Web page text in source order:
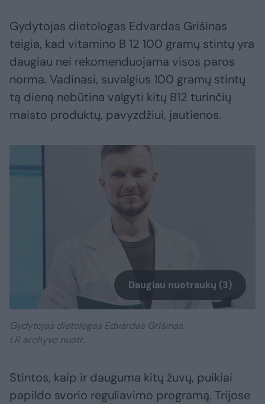
Gydytojas dietologas Edvardas Grišinas
teigia, kad vitamino B 12 100 gramų stintų yra
daugiau nei rekomenduojama visos paros
norma. Vadinasi, suvalgius 100 gramų stintų
tą dieną nebūtina valgyti kitų B12 turinčių
maisto produktų, pavyzdžiui, jautienos.
Daugiau nuotraukų (3)
Gydytojas dietologas Edvardas Grišinas.
LR archyvo nuotr.
Stintos, kaip ir dauguma kitų žuvų, puikiai
papildo svorio reguliavimo programą. Trijose